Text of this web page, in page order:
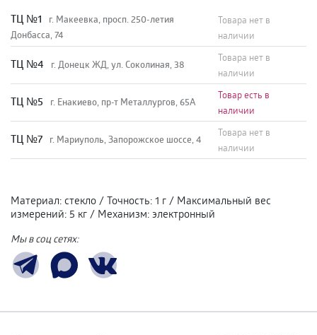
TЦ №1
г. Макеевка, просп. 250-летия
Донбасса, 74
Товара нет в
наличии
TЦ №4 г. Донецк ЖД, ул. Соколиная, 38
Товара нет в
наличии
TЦ №5 г. Енакиево, пр-т Металлургов, 65А
Товар есть в
наличии
ТЦ №7 г. Мариуполь, Запорожское шоссе, 4
Товара нет в
наличии
Материал: стекло / Точность: 1 г / Максимальный вес
измерений: 5 кг / Механизм: электронный
Мы в соц сетях: